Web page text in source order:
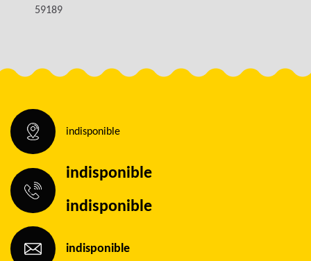
59189
indisponible
indisponible
indisponible
indisponible